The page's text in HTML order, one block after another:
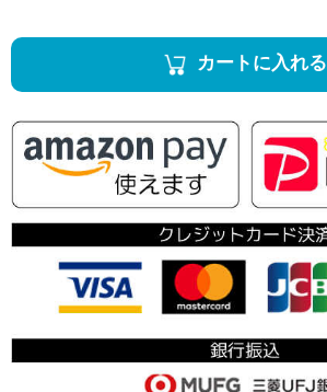
カートに入れる